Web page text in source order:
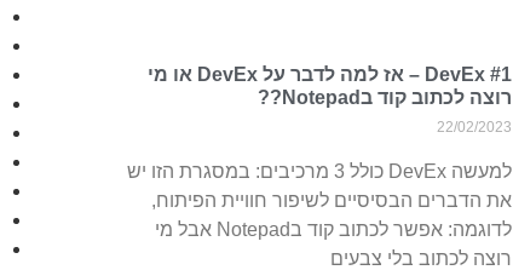
DevEx #1 – אז למה לדבר על DevEx או מי
רוצה לכתוב קוד בNotepad??
22/02/2023
למעשה DevEx כולל 3 מרכיבים: במסגרת הזו יש
את הדברים הבסיסיים לשיפור חוויית הפיתוח,
לדוגמה: אפשר לכתוב קוד בNotepad אבל מי
רוצה לכתוב בלי צבעים